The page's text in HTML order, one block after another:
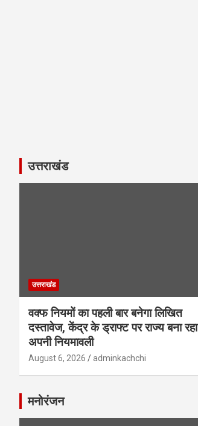
उत्तराखंड
उत्तराखंड
वक्फ नियमों का पहली बार बनेगा लिखित
दस्तावेज, केंद्र के ड्राफ्ट पर राज्य बना रहा
अपनी नियमावली
August 6, 2026 adminkachchi
मनोरंजन